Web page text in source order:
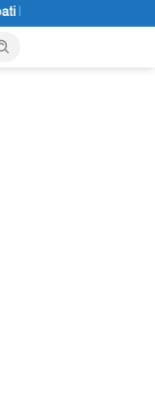
Murip: Festival